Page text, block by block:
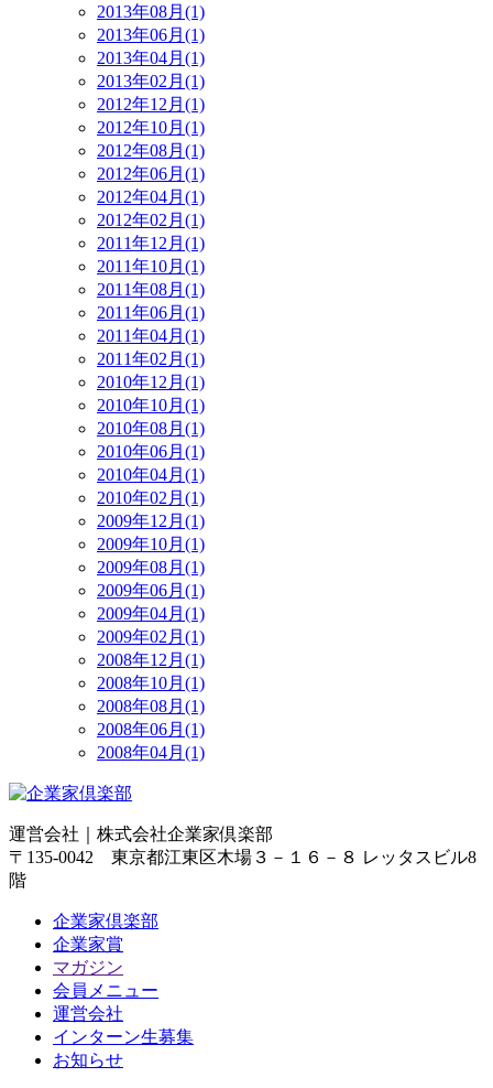
2013年08月(1)
2013年06月(1)
2013年04月(1)
2013年02月(1)
2012年12月(1)
2012年10月(1)
2012年08月(1)
2012年06月(1)
2012年04月(1)
2012年02月(1)
2011年12月(1)
2011年10月(1)
2011年08月(1)
2011年06月(1)
2011年04月(1)
2011年02月(1)
2010年12月(1)
2010年10月(1)
2010年08月(1)
2010年06月(1)
2010年04月(1)
2010年02月(1)
2009年12月(1)
2009年10月(1)
2009年08月(1)
2009年06月(1)
2009年04月(1)
2009年02月(1)
2008年12月(1)
2008年10月(1)
2008年08月(1)
2008年06月(1)
2008年04月(1)
運営会社｜ 株式会社企業家倶楽部
〒135-0042 東京都江東区木場３－１６－８ レッタスビル8
階
企業家倶楽部
企業家賞
マガジン
会員メニュー
運営会社
インターン生募集
お知らせ